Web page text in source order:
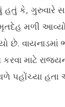
ગીર
9,
2026
હતું કે,
મૃતદેહ મળી
છે.
કરવા માટે
પહોંચ્યા હતા